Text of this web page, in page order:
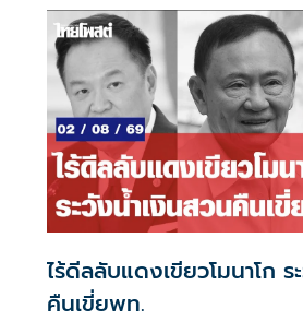
ไร้ดีลลับแดงเขียวโมนาโก ร
คืนเขี่ยพท.